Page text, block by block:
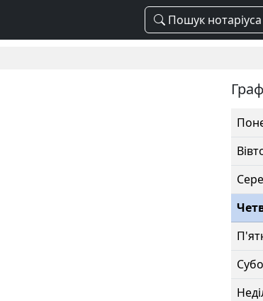
Пошук нотаріуса